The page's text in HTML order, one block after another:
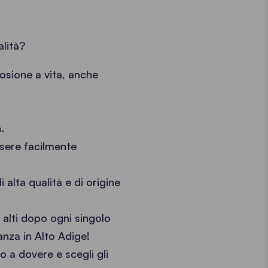
a vita, anche
.
facilmente
alta qualità e di origine
dopo ogni singolo
in Alto Adige!
a dovere e scegli gli